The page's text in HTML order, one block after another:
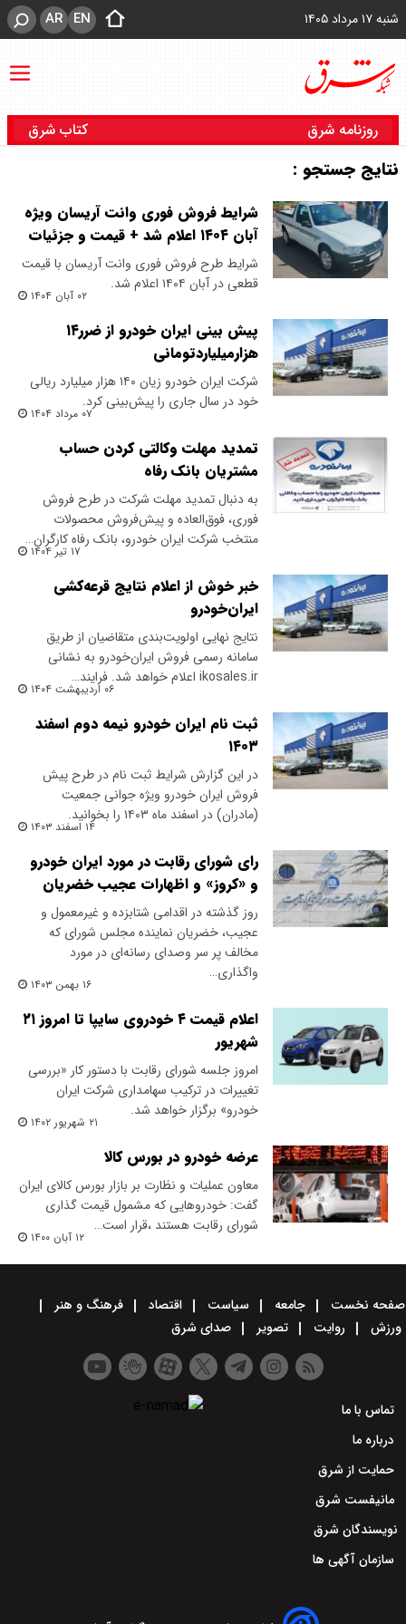
شنبه ۱۷ مرداد ۱۴۰۵ EN
AR
روزنامه شرق کتاب شرق
نتایج جستجو :
شرایط فروش فوری وانت آریسان ویژه
آبان ۱۴۰۴ اعلام شد + قیمت و جزئیات
شرایط طرح فروش فوری وانت آریسان با قیمت
قطعی در آبان ۱۴۰۴ اعلام شد.
۰۲ آبان ۱۴۰۴
پیش بینی ایران خودرو از ضرر۱۴
هزارمیلیاردتومانی
شرکت ایران خودرو زیان ۱۴۰ هزار میلیارد ریالی
خود در سال جاری را پیش‌بینی کرد.
۰۷ مرداد ۱۴۰۴
تمدید مهلت وکالتی کردن حساب
مشتریان بانک رفاه
به دنبال تمدید مهلت شرکت در طرح فروش
فوری، فوق‌العاده و پیش‌فروش محصولات
منتخب شرکت ایران خودرو، بانک رفاه کارگران…
۱۷ تیر ۱۴۰۴
خبر خوش از اعلام نتایج قرعه‌کشی
ایران‌خودرو
نتایج نهایی اولویت‌بندی متقاضیان از طریق
سامانه رسمی فروش ایران‌خودرو به نشانی
ikosales.ir اعلام خواهد شد. فرایند…
۰۶ اردیبهشت ۱۴۰۴
ثبت‌ نام ایران خودرو نیمه دوم اسفند
۱۴۰۳
در این گزارش شرایط ثبت نام در طرح پیش
فروش ایران خودرو ویژه جوانی جمعیت
(مادران) در اسفند ماه ۱۴۰۳ را بخوانید.
۱۴ اسفند ۱۴۰۳
رای شورای رقابت در مورد ایران خودرو
و «کروز» و اظهارات عجیب خضریان
روز گذشته در اقدامی شتابزده و غیرمعمول و
عجیب، خضریان نماینده مجلس شورای که
مخالف پر سر وصدای رسانه‌ای در مورد
واگذاری…
۱۶ بهمن ۱۴۰۳
اعلام قیمت ۴ خودروی سایپا تا امروز ۲۱
شهریور
امروز جلسه شورای رقابت با دستور کار «بررسی
تغییرات در ترکیب سهامداری شرکت ایران
خودرو» برگزار خواهد شد.
۲۱ شهریور ۱۴۰۲
عرضه خودرو در بورس کالا
معاون عملیات و نظارت بر بازار بورس کالای ایران
گفت: خودرو‌هایی که مشمول قیمت گذاری
شورای رقابت هستند ،قرار است…
۱۲ آبان ۱۴۰۰
صفحه نخست جامعه سیاست اقتصاد
فرهنگ و هنر
ورزش
روایت تصویر صدای شرق
تماس با ما
درباره ما
حمایت از شرق
مانیفست شرق
نویسندگان شرق
سازمان آگهی ها